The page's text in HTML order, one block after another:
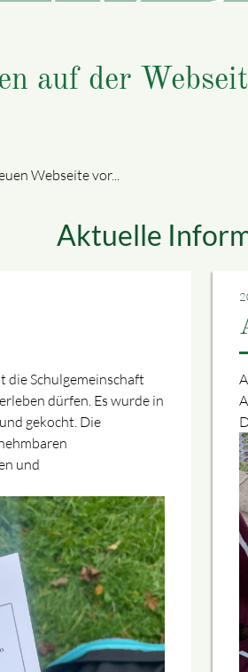
auf der
Webseite vor...
Aktuelle
die Schulgemeinschaft
dürfen. Es wurde in
gekocht. Die
und